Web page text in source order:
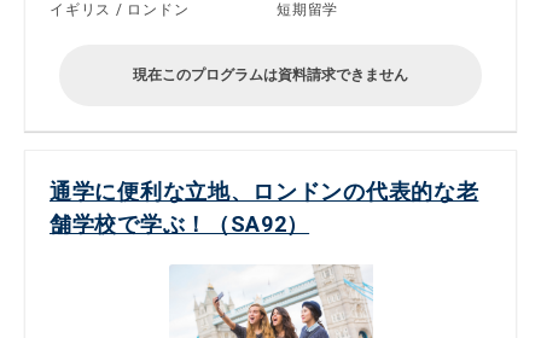
イギリス / ロンドン 短期留学
現在このプログラムは資料請求できません
通学に便利な立地、ロンドンの代表的な老
舗学校で学ぶ！（SA92）